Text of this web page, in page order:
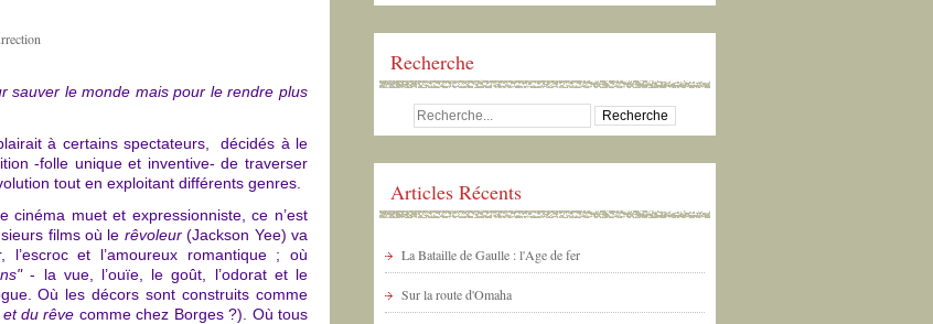
sauver le monde mais pour le rendre plus
à certains spectateurs, décidés à le
-folle unique et inventive- de traverser
tout en exploitant différents genres.
muet et expressionniste, ce n’est
films où le rêvoleur(Jackson Yee) va
l’escroc et l’amoureux romantique ; où
- la vue, l’ouïe, le goût, l’odorat et le
Où les décors sont construits comme
du rêve comme chez Borges ?). Où tous
Recherche
Articles Récents
La Bataille de Gaulle : l'Age de fer
Sur la route d'Omaha